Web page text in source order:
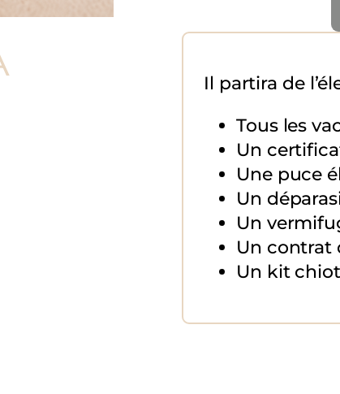
Il partira de
Tous les
Un
Une puce
Un
Un
Un contrat
Un kit